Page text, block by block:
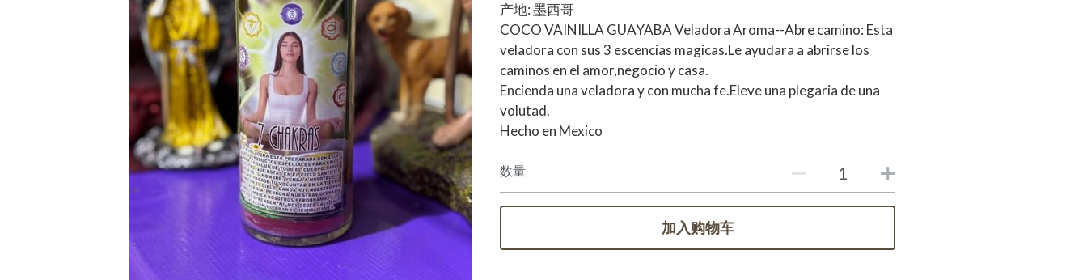
产地: 墨西哥
COCO VAINILLA GUAYABA Veladora Aroma--Abre camino: Esta
veladora con sus 3 escencias magicas.Le ayudara a abrirse los
caminos en el amor,negocio y casa.
Encienda una veladora y con mucha fe.Eleve una plegaria de una
volutad.
Hecho en Mexico
数量
加入购物车